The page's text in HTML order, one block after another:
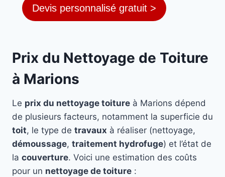
Devis personnalisé gratuit >
Prix du Nettoyage de Toiture
à Marions
Le prix du nettoyage toiture à Marions dépend
de plusieurs facteurs, notamment la superficie du
toit, le type de travaux à réaliser (nettoyage,
démoussage, traitement hydrofuge) et l’état de
la couverture. Voici une estimation des coûts
pour un nettoyage de toiture :